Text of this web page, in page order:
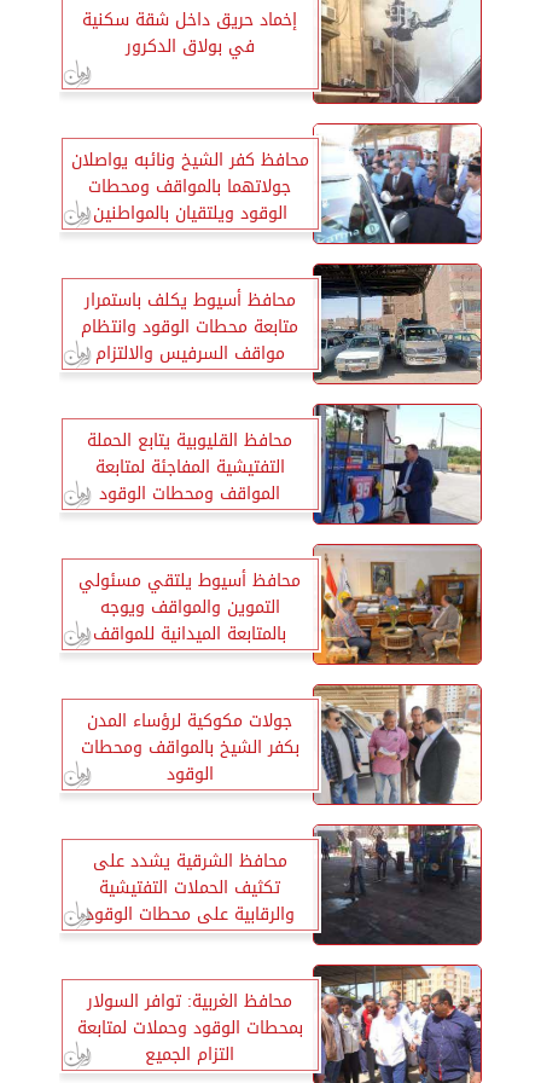
إخماد حريق داخل شقة سكنية
في بولاق الدكرور
محافظ كفر الشيخ ونائبه يواصلان
جولاتهما بالمواقف ومحطات
الوقود ويلتقيان بالمواطنين
محافظ أسيوط يكلف باستمرار
متابعة محطات الوقود وانتظام
مواقف السرفيس والالتزام
بالتعريفة الجديدة
محافظ القليوبية يتابع الحملة
التفتيشية المفاجئة لمتابعة
المواقف ومحطات الوقود
محافظ أسيوط يلتقي مسئولي
التموين والمواقف ويوجه
بالمتابعة الميدانية للمواقف
ومحطات الوقود وعقد غرفة إدارة
وتلقي شكاوي المواطنين
جولات مكوكية لرؤساء المدن
بكفر الشيخ بالمواقف ومحطات
الوقود
محافظ الشرقية يشدد على
تكثيف الحملات التفتيشية
والرقابية على محطات الوقود
محافظ الغربية: توافر السولار
بمحطات الوقود وحملات لمتابعة
التزام الجميع